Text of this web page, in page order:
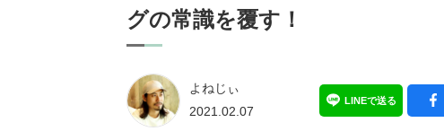
グの常識を覆す！
よねじぃ
2021.02.07
LINEで送る